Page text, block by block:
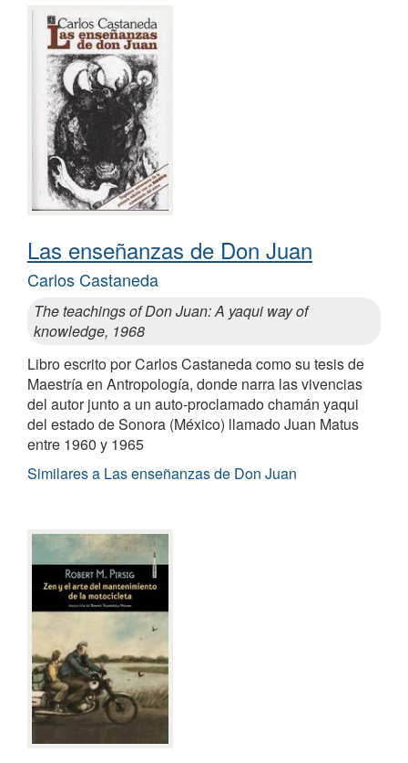
Las enseñanzas de Don Juan
Carlos Castaneda
The teachings of Don Juan: A yaqui way of
knowledge, 1968
Libro escrito por Carlos Castaneda como su tesis de
Maestría en Antropología, donde narra las vivencias
del autor junto a un auto-proclamado chamán yaqui
del estado de Sonora (México) llamado Juan Matus
entre 1960 y 1965
Similares a Las enseñanzas de Don Juan